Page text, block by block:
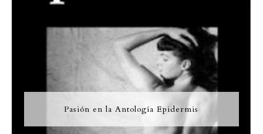
Pasión en la Antología Epidermis